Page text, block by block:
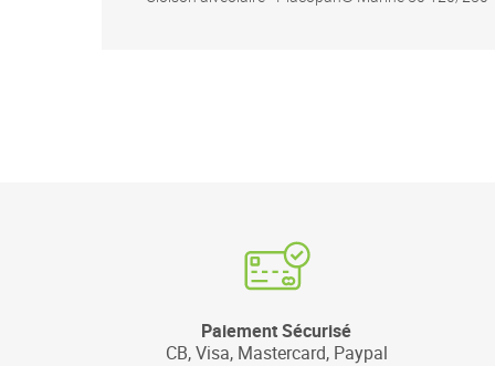
Paiement Sécurisé
CB, Visa, Mastercard, Paypal